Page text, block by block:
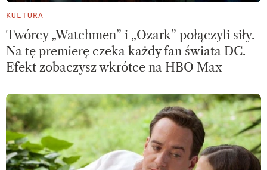
KULTURA
Twórcy „Watchmen” i „Ozark” połączyli siły.
Na tę premierę czeka każdy fan świata DC.
Efekt zobaczysz wkrótce na HBO Max